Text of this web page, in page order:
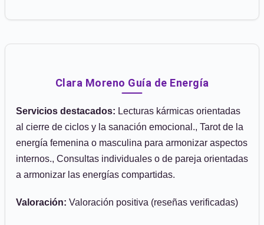
Clara Moreno Guía de Energía
Servicios destacados: Lecturas kármicas orientadas
al cierre de ciclos y la sanación emocional., Tarot de la
energía femenina o masculina para armonizar aspectos
internos., Consultas individuales o de pareja orientadas
a armonizar las energías compartidas.
Valoración: Valoración positiva (reseñas verificadas)